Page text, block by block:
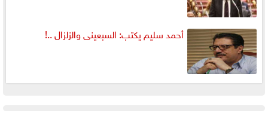
أحمد سليم يكتب: السبعينى والزلزال ..!